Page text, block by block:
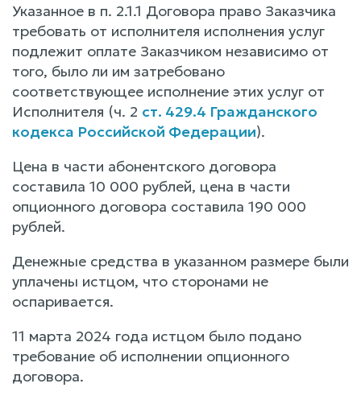
Указанное в п. 2.1.1 Договора право Заказчика
требовать от исполнителя исполнения услуг
подлежит оплате Заказчиком независимо от
того, было ли им затребовано
соответствующее исполнение этих услуг от
Исполнителя (ч. 2 ст. 429.4 Гражданского
кодекса Российской Федерации).
Цена в части абонентского договора
составила 10 000 рублей, цена в части
опционного договора составила 190 000
рублей.
Денежные средства в указанном размере были
уплачены истцом, что сторонами не
оспаривается.
11 марта 2024 года истцом было подано
требование об исполнении опционного
договора.